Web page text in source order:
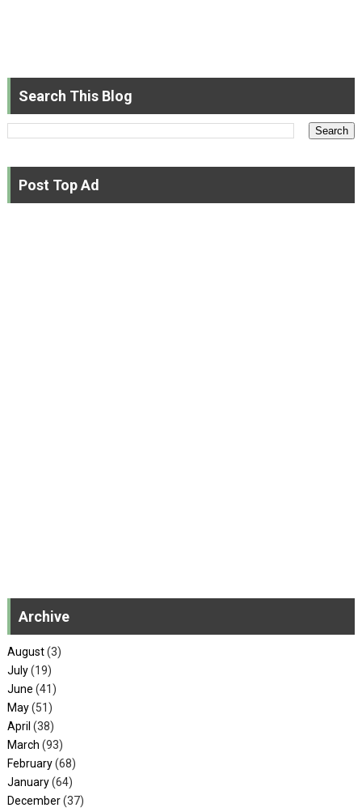
Search This Blog
Post Top Ad
Archive
August(3)
July(19)
June (41)
May(51)
April (38)
March (93)
February(68)
January(64)
December(37)